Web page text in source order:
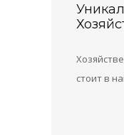
стоит в